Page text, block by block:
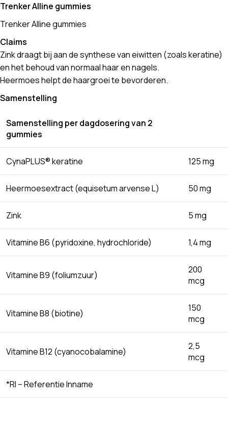
Trenker Alline gummies
Trenker Alline gummies
Claims
Zink draagt bij aan de synthese van eiwitten (zoals keratine)
en het behoud van normaal haar en nagels.
Heermoes helpt de haargroei te bevorderen.
Samenstelling
Samenstelling per dagdosering van 2
gummies
CynaPLUS® keratine 125 mg
Heermoesextract (equisetum arvense L) 50 mg
Zink 5 mg
Vitamine B6 (pyridoxine, hydrochloride) 1,4 mg
Vitamine B9 (foliumzuur)
200
mcg
Vitamine B8 (biotine)
150
mcg
Vitamine B12 (cyanocobalamine)
2,5
mcg
*RI – Referentie Inname